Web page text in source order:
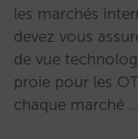
les marchés
devez vous
de vue
proie pour les
chaque marché …